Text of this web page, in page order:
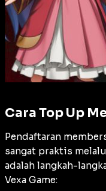
Cara Top Up
Pendaftaran
sangat praktis
adalah langkah-
Vexa Game: